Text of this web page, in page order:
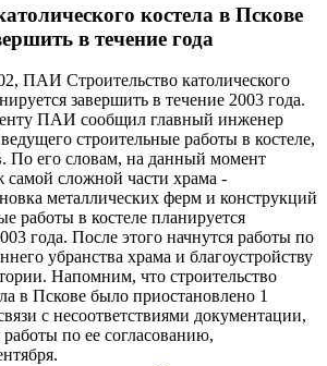
костела в Пскове
в течение года
ПАИ Строительство католического
завершить в течение 2003 года.
ПАИ сообщил главный инженер
строительные работы в костеле,
По его словам, на данный момент
самой сложной части храма -
металлических ферм и конструкций
работы в костеле планируется
года. После этого начнутся работы по
убранства храма и благоустройству
Напомним, что строительство
в Пскове было приостановлено 1
с несоответствиями документации,
по ее согласованию,